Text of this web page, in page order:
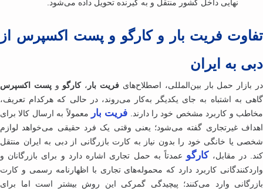
نهایی داخل کشور منتقل و به گیرنده تحویل داده می‌شود.
فریت بار و کارگو و پست اکسپرس از
به ایران
بازار حمل بار بین‌المللی، اصطلاح‌هایفریت بار، کارگووپست اکسپرس
به اشتباه به جای یکدیگر به‌کار می‌روند، در حالی که هرکدام تعریف،
و کاربرد مشخص خود را دارند.فریت بارمعمولاً به ارسال کالا برای
غیرتجاری گفته می‌شود؛ یعنی وقتی یک فرد حقیقی می‌خواهد لوازم
یا خانگی خود را بدون نیاز به کارت بازرگانی از دبی به ایران منتقل
در مقابل،کارگوعمدتاً به حمل تجاری اشاره دارد و برای بازرگانان و
کاربرد دارد که محموله‌های تجاری با اظهارنامه رسمی و کارت
وارد می‌کنند؛ پیچیدگی گمرکی این روش بیشتر است اما برای